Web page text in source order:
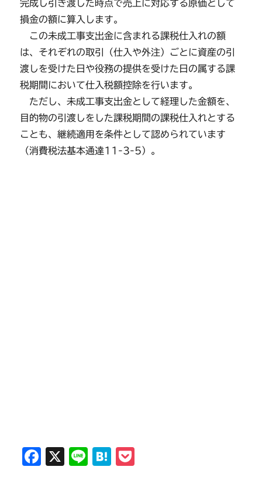
完成し引き渡した時点で売上に対応する原価として
損金の額に算入します。
この未成工事支出金に含まれる課税仕入れの額
は、それぞれの取引（仕入や外注）ごとに資産の引
渡しを受けた日や役務の提供を受けた日の属する課
税期間において仕入税額控除を行います。
ただし、未成工事支出金として経理した金額を、
目的物の引渡しをした課税期間の課税仕入れとする
ことも、継続適用を条件として認められています
（消費税法基本通達11-3-5）。
F
X
Li
H